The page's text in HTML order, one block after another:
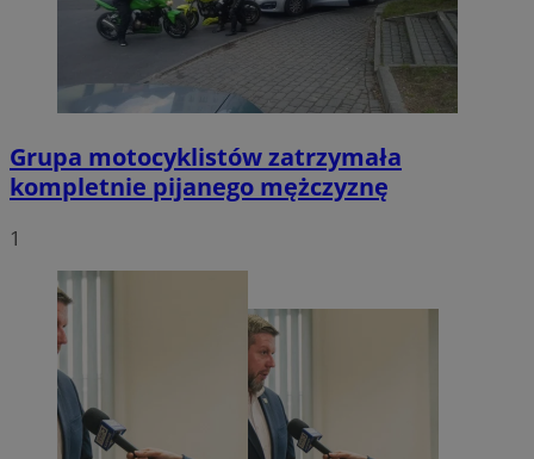
Grupa motocyklistów zatrzymała
kompletnie pijanego mężczyznę
1